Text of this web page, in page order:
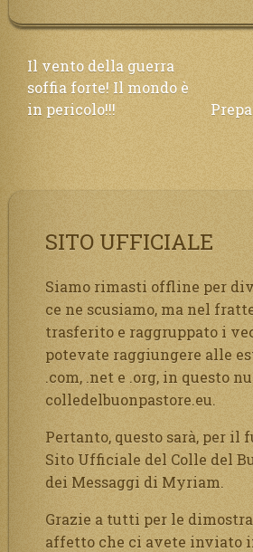
Navigazione
articoli
Il vento della guerra
soffia forte! Il mondo è
in pericolo!!!
SITO UFFICIALE
Siamo rimasti offline per
ce ne scusiamo, ma nel
trasferito e raggruppato i
potevate raggiungere alle
.com, .net e .org, in questo
colledelbuonpastore.eu.
Pertanto, questo sarà, per il
Sito Ufficiale del Colle del
dei Messaggi di Myriam.
Grazie a tutti per le
affetto che ci avete inviato